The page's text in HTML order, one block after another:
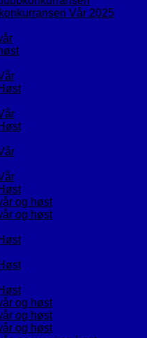
Vår 2025
og høst
og høst
og høst
og høst
og høst